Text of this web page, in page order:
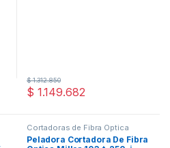
$ 1.149.682
$1.312.850
Cortadoras de Fibra Óptica
Peladora Cortadora De Fibra